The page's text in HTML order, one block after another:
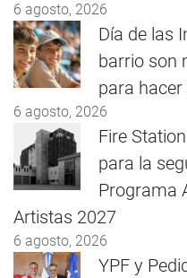
6 agosto, 2026
Día de las
barrio son
para
6 agosto, 2026
Fire
para la
Programa
Artistas 2027
6 agosto, 2026
YPF y